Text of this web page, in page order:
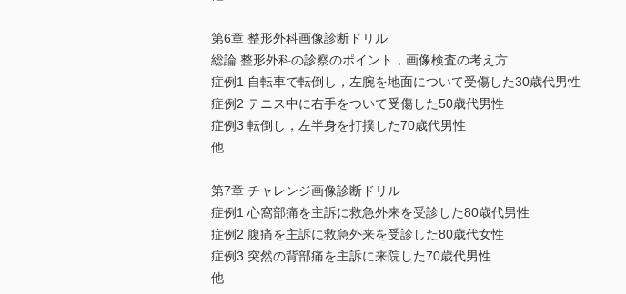
第6章 整形外科画像診断ドリル
総論 整形外科の診察のポイント，画像検査の考え方
症例1 自転車で転倒し，左腕を地面について受傷した30歳代男性
症例2 テニス中に右手をついて受傷した50歳代男性
症例3 転倒し，左半身を打撲した70歳代男性
他
第7章 チャレンジ画像診断ドリル
症例1 心窩部痛を主訴に救急外来を受診した80歳代男性
症例2 腹痛を主訴に救急外来を受診した80歳代女性
症例3 突然の背部痛を主訴に来院した70歳代男性
他